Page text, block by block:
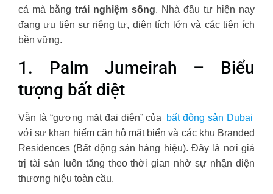
cả mà bằng trải nghiệm sống. Nhà đầu tư hiện nay
đang ưu tiên sự riêng tư, diện tích lớn và các tiện ích
bền vững.
1. Palm Jumeirah – Biểu
tượng bất diệt
Vẫn là “gương mặt đại diện” của
bất động sản Dubai
với sự khan hiếm căn hộ mặt biển và các khu Branded
Residences (Bất động sản hàng hiệu). Đây là nơi giá
trị tài sản luôn tăng theo thời gian nhờ sự nhận diện
thương hiệu toàn cầu.